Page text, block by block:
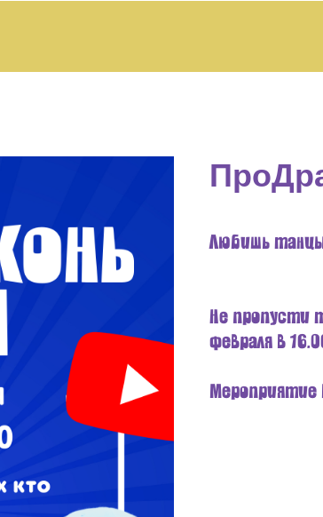
Любишь
Не пропусти
февраля в
Мероприятие